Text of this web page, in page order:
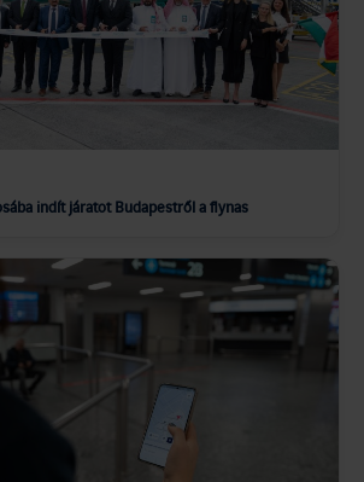
indít járatot Budapestről a flynas